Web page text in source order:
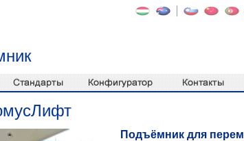
Подъëмник для